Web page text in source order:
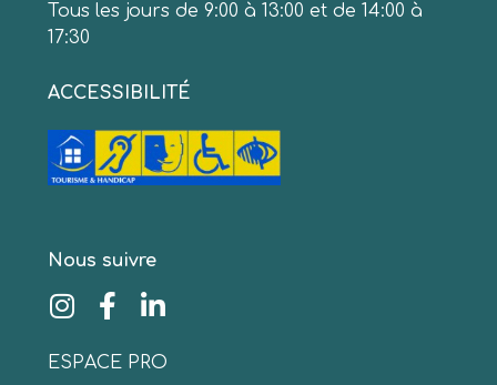
Tous les jours de 9:00 à 13:00 et de 14:00 à
17:30
ACCESSIBILITÉ
Nous suivre
ESPACE PRO